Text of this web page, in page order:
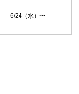
6/24（水）〜